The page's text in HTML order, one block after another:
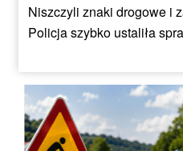
Niszczyli znaki drogowe i
Policja szybko ustaliła